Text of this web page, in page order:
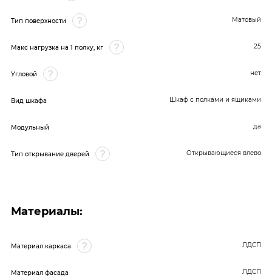
Тип поверхности Матовый
Макс нагрузка на 1 полку, кг 25
Угловой нет
Вид шкафа Шкаф с полками и ящиками
Модульный да
Тип открывание дверей Открывающиеся влево
Материалы:
Материал каркаса ЛДСП
Материал фасада ЛДСП